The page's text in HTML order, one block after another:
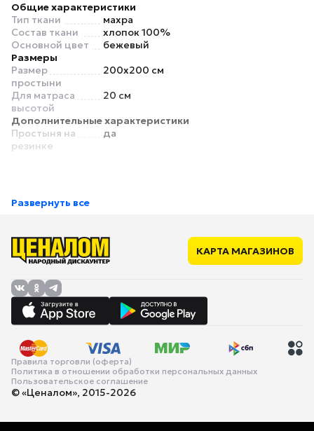
Общие характеристики
Тип ткани
махра
Состав ткани
хлопок 100%
Основной цвет
бежевый
Размеры
Размер
простыни
200x200 см
Для матраса
высотой
20 см
Дополнительные характеристики
Простыня на
резинке
да
Развернуть все
КАРТА МАГАЗИНОВ
Правила торговли (оферта)
Политика в отношении обработки персональных данных
Пользовательское соглашение
© «Ценалом», 2015-2026